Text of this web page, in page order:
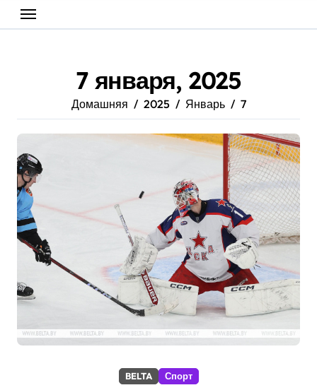
7 января, 2025
Домашняя 2025 Январь 7
BELTA Спорт